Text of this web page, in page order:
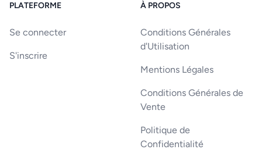
PLATEFORME
Se connecter
S'inscrire
À PROPOS
Conditions Générales
d'Utilisation
Mentions Légales
Conditions Générales de
Vente
Politique de
Confidentialité